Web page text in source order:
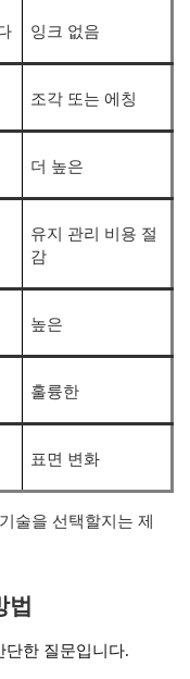
잉크 없음
조각 또는 에칭
더 높은
유지 관리 비용 절
감
높은
훌륭한
표면 변화
술을 선택할지는 제
법
단한 질문입니다.